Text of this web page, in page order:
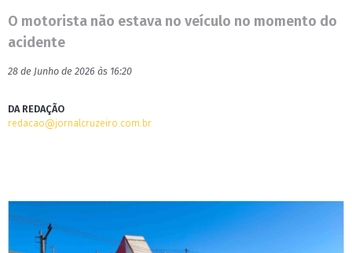
O motorista não estava no veículo no momento do
acidente
28 de Junho de 2026 às 16:20
DA REDAÇÃO
redacao@jornalcruzeiro.com.br